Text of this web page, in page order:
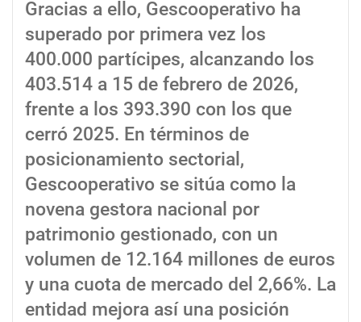
Gracias a ello, Gescooperativo ha
superado por primera vez los
400.000 partícipes, alcanzando los
403.514 a 15 de febrero de 2026,
frente a los 393.390 con los que
cerró 2025. En términos de
posicionamiento sectorial,
Gescooperativo se sitúa como la
novena gestora nacional por
patrimonio gestionado, con un
volumen de 12.164 millones de euros
y una cuota de mercado del 2,66%. La
entidad mejora así una posición